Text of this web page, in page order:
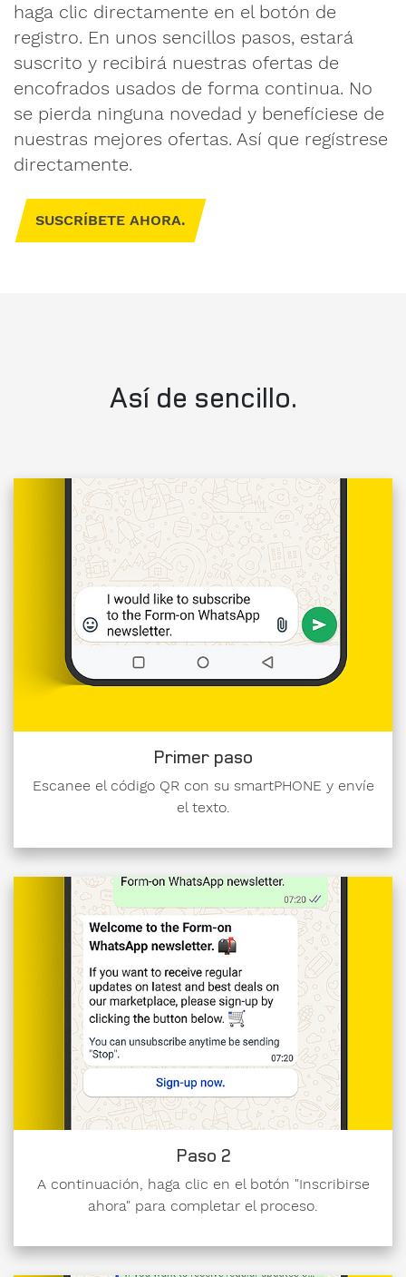
haga clic directamente en el botón de
registro. En unos sencillos pasos, estará
suscrito y recibirá nuestras ofertas de
encofrados usados de forma continua. No
se pierda ninguna novedad y benefíciese de
nuestras mejores ofertas. Así que regístrese
directamente.
SUSCRÍBETE AHORA.
Así de sencillo.
Primer paso
Escanee el código QR con su smartPHONE y envíe
el texto.
Paso 2
A continuación, haga clic en el botón "Inscribirse
ahora" para completar el proceso.
Mensaje
para
interesa
Componentes
de encofrado
Encofrados
para